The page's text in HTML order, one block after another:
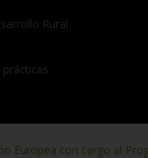
Rural
Europea con cargo al